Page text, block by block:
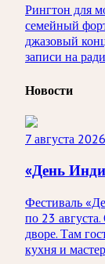
Рингтон для
семейный
джазовый
записи на
Новости
7 августа 2026
«День
Фестиваль
по 23
дворе. Там
кухня и